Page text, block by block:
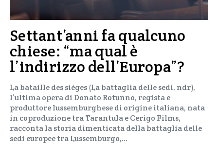
Settant’anni fa qualcuno
chiese: “ma qual è
l’indirizzo dell’Europa”?
La bataille des sièges (La battaglia delle sedi, ndr),
l’ultima opera di Donato Rotunno, regista e
produttore lussemburghese di origine italiana, nata
in coproduzione tra Tarantula e Cerigo Films,
racconta la storia dimenticata della battaglia delle
sedi europee tra Lussemburgo,…